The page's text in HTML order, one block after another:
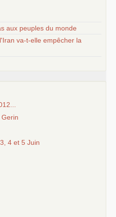
aux peuples du monde
va-t-elle empêcher la
4 et 5 Juin